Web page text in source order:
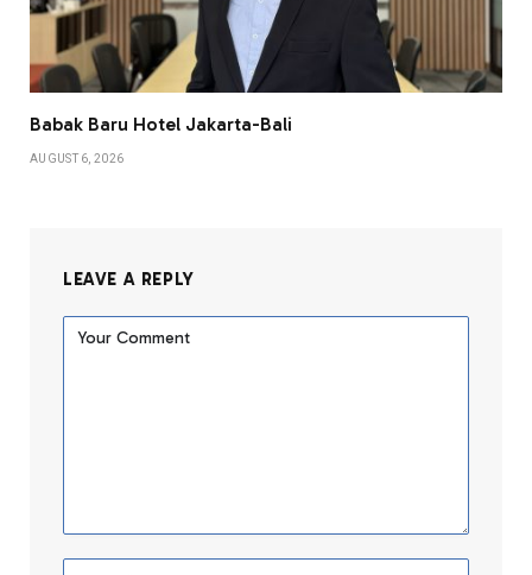
Babak Baru Hotel Jakarta-Bali
AUGUST 6, 2026
LEAVE A REPLY